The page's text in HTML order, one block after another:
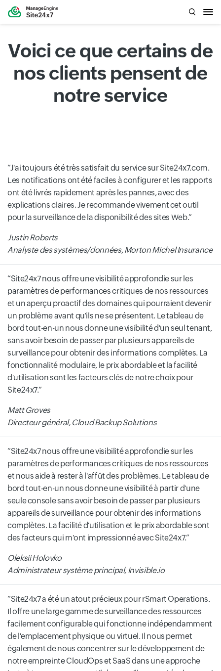
Voici ce que certains de
nos clients pensent de
notre service
J'ai toujours été très satisfait du service sur Site24x7.com.
Les notifications ont été faciles à configurer et les rapports
ont été livrés rapidement après les pannes, avec des
explications claires. Je recommande vivement cet outil
pour la surveillance de la disponibilité des sites Web.
Justin Roberts
Analyste des systèmes/données, Morton Michel Insurance
Site24x7 nous offre une visibilité approfondie sur les
paramètres de performances critiques de nos ressources
et un aperçu proactif des domaines qui pourraient devenir
un problème avant qu'ils ne se présentent. Le tableau de
bord tout-en-un nous donne une visibilité d'un seul tenant,
sans avoir besoin de passer par plusieurs appareils de
surveillance pour obtenir des informations complètes. La
fonctionnalité modulaire, le prix abordable et la facilité
d'utilisation sont les facteurs clés de notre choix pour
Site24x7.
Matt Groves
Directeur général, Cloud Backup Solutions
Site24x7 nous offre une visibilité approfondie sur les
paramètres de performances critiques de nos ressources
et nous aide à rester à l'affût des problèmes. Le tableau de
bord tout-en-un nous donne une visibilité à partir d'une
seule console sans avoir besoin de passer par plusieurs
appareils de surveillance pour obtenir des informations
complètes. La facilité d'utilisation et le prix abordable sont
des facteurs qui m'ont impressionné avec Site24x7.
Oleksii Holovko
Administrateur système principal, Invisible.io
Site24x7 a été un atout précieux pour rSmart Operations.
Il offre une large gamme de surveillance des ressources
facilement configurable qui fonctionne indépendamment
de l'emplacement physique ou virtuel. Il nous permet
également de nous concentrer sur le développement de
notre empreinte CloudOps et SaaS dans une approche